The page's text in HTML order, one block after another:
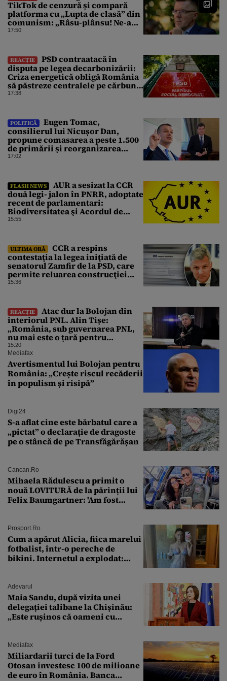
TikTok de cenzură și compară
platforma cu „Lupta de clasă” din
comunism: „Râsu-plânsu! Ne-am
întors de unde am plecat!”
17:50
REACȚIE
PSD contraatacă în
disputa pe legea decarbonizării:
Criza energetică obligă România
să păstreze centralele pe cărbune.
Bolojan, acuzat de duplicitate
17:38
POLITICĂ
Eugen Tomac,
consilierul lui Nicușor Dan,
propune comasarea a peste 1.500
de primării și reorganizarea
administrativă a județelor
17:02
FLASH NEWS
AUR a sesizat la CCR
două legi- jalon în PNRR, adoptate
recent de parlamentari:
Biodiversitatea şi Acordul de
împrumut cu BIRD
15:55
ULTIMA ORĂ
CCR a respins
contestaţia la legea iniţiată de
senatorul Zamfir de la PSD, care
permite reluarea construcţiei
hidrocentralelor din zonele
15:36
REACȚIE
Atac dur la Bolojan din
interiorul PNL. Alin Tișe:
„România, sub guvernarea PNL,
nu mai este o țară pentru
investitori”
15:20
Mediafax
Avertismentul lui Bolojan pentru
România: „Crește riscul recăderii
în populism și risipă”
Digi24
S-a aflat cine este bărbatul care a
„pictat” o declarație de dragoste
pe o stâncă de pe Transfăgărășan
Cancan.ro
Mihaela Rădulescu a primit o
nouă LOVITURĂ de la părinții lui
Felix Baumgartner: 'Am fost
Prosport.ro
Cum a apărut Alicia, fiica marelui
fotbalist, într-o pereche de
bikini. Internetul a explodat:
Adevarul
Maia Sandu, după vizita unei
delegației talibane la Chișinău:
„Este rușinos că oameni cu
Mediafax
Miliardarii turci de la Ford
Otosan investesc 100 de milioane
de euro în România. Banca